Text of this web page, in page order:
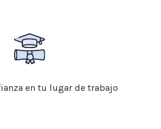
en tu lugar de trabajo